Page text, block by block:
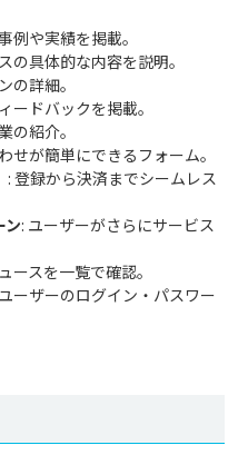
例や実績を掲載。
の具体的な内容を説明。
の詳細。
ードバックを掲載。
の紹介。
せが簡単にできるフォーム。
: 登録から決済までシームレス
ン: ユーザーがさらにサービス
ースを一覧で確認。
ーザーのログイン・パスワー